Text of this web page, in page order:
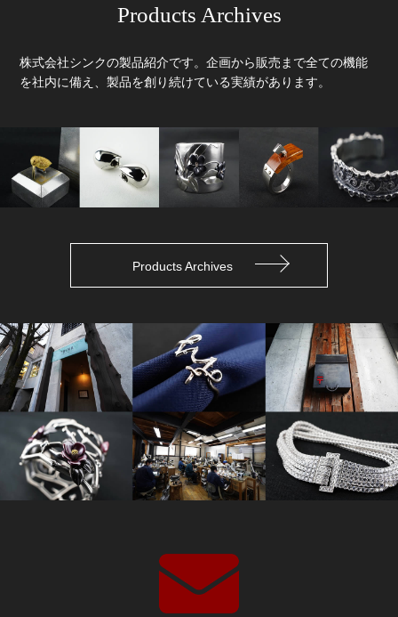
Products Archives
株式会社シンクの製品紹介です。企画から販売まで全ての機能
を社内に備え、製品を創り続けている実績があります。
Products Archives